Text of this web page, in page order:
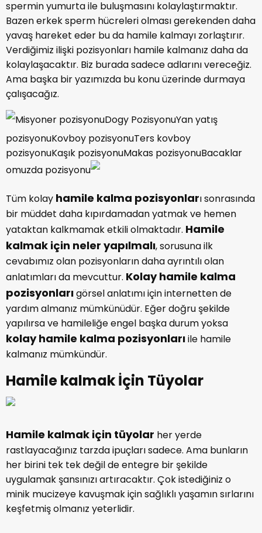
spermin yumurta ile buluşmasını kolaylaştırmaktır.
Bazen erkek sperm hücreleri olması gerekenden daha
yavaş hareket eder bu da hamile kalmayı zorlaştırır.
Verdiğimiz ilişki pozisyonları hamile kalmanız daha da
kolaylaşacaktır. Biz burada sadece adlarını vereceğiz.
Ama başka bir yazımızda bu konu üzerinde durmaya
çalışacağız.
Misyoner pozisyonuDogy PozisyonuYan yatış
pozisyonuKovboy pozisyonuTers kovboy
pozisyonuKaşık pozisyonuMakas pozisyonuBacaklar
omuzda pozisyonu
Tüm kolay hamile kalma pozisyonları sonrasında
bir müddet daha kıpırdamadan yatmak ve hemen
yataktan kalkmamak etkili olmaktadır. Hamile
kalmak için neler yapılmalı, sorusuna ilk
cevabımız olan pozisyonların daha ayrıntılı olan
anlatımları da mevcuttur. Kolay hamile kalma
pozisyonlarıgörsel anlatımı için internetten de
yardım almanız mümkünüdür. Eğer doğru şekilde
yapılırsa ve hamileliğe engel başka durum yoksa
kolay hamile kalma pozisyonlarıile hamile
kalmanız mümkündür.
Hamile kalmak İçin Tüyolar
Hamile kalmak için tüyolar her yerde
rastlayacağınız tarzda ipuçları sadece. Ama bunların
her birini tek tek değil de entegre bir şekilde
uygulamak şansınızı artıracaktır. Çok istediğiniz o
minik mucizeye kavuşmak için sağlıklı yaşamın sırlarını
keşfetmiş olmanız yeterlidir.